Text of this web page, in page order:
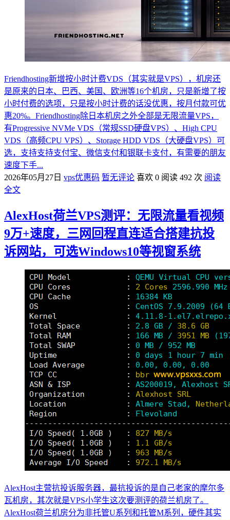
Friendhosting新增按小时计费VDS（其实就是VPS），机房还
是原来的日本、巴西、美国、欧洲等16个机房，只是新增了按
小时付费的选项，只是按小时计费的话没优惠，按月付款可优
惠20%。Friendhosting除日本机房之外全部是无限流量VPS，
有Progressive NVMe VDS（常规SSD硬盘VPS）、High CPU
VDS（高频CPU VPS）、Storage HDD VDS（大硬盘VPS）可
选，支持支持支付宝、微信支付和银联卡支付，有需要的朋友
速度下手...
2026年05月27日 vps优惠码 暂无评论 喜欢 0 阅读 492 次 阅读
全文
AlexHost荷兰VPS测评：无限流量看视频
9万+速度，三网回程直连适合搭建抗投
诉网站，可选Windows10等视窗系统
AlexHost主营抗投诉服务器，最抗投诉的是自己老家的摩尔多
瓦机房，其次就是VPS小学生这次要测评的荷兰机房了。
AlexHost荷兰机房分为非托管U系列和托管M系列，硬件其实